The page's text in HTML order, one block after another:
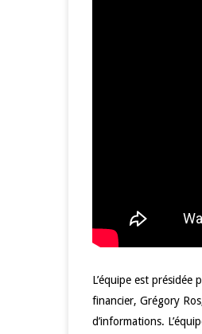
L’équipe est
financier, Grégory
d’informations.